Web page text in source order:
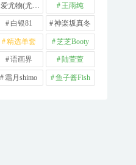
爱尤物(尤果网) 王雨纯
白银81 神楽坂真冬
精选单套 芝芝Booty
语画界 陆萱萱
霜月shimo 鱼子酱Fish